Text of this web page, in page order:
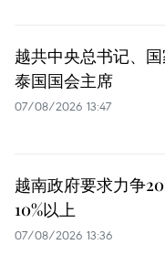
越共中央总书记、
泰国国会主席
07/08/2026 13:47
越南政府要求力争
10%以上
07/08/2026 13:36